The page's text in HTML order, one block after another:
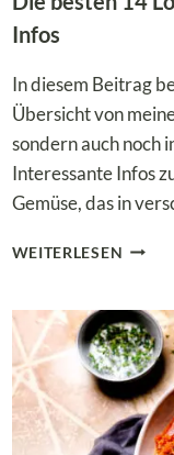
Infos
In diesem Beitrag
Übersicht von
sondern auch noch
Interessante Infos
Gemüse, das in
WEITERLESEN DIE
LOW
CARB
&
INFOS